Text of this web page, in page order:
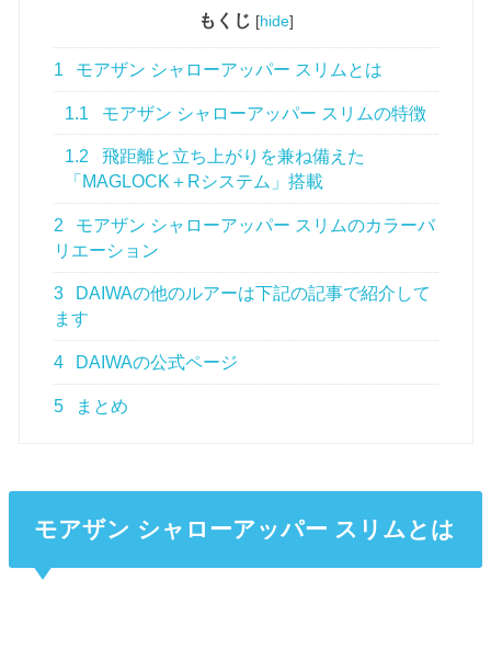
もくじ [hide]
1 モアザン シャローアッパー スリムとは
1.1 モアザン シャローアッパー スリムの特徴
1.2
飛距離と立ち上がりを兼ね備えた
「MAGLOCK＋Rシステム」搭載
2
モアザン シャローアッパー スリムのカラーバ
リエーション
3
DAIWAの他のルアーは下記の記事で紹介して
ます
4 DAIWAの公式ページ
5 まとめ
モアザン シャローアッパー スリムとは